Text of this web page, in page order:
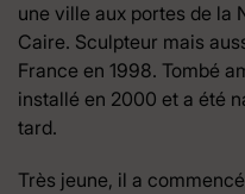
une ville aux portes de la
Caire. Sculpteur mais
France en 1998. Tombé
installé en 2000 et a été
tard.
Très jeune, il a